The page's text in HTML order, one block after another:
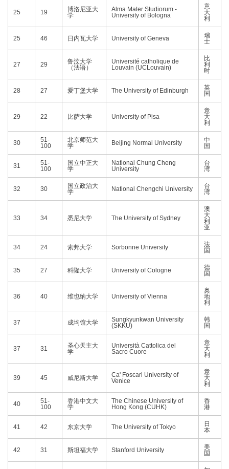
25 19
博洛尼亚大
学
Alma Mater Studiorum -
University of Bologna
意
大
利
25 46 日内瓦大学 University of Geneva
瑞
士
27 29
鲁汶大学
（法语）
Université catholique de
Louvain (UCLouvain)
比
利
时
28 27 爱丁堡大学 The University of Edinburgh
英
国
29 22 比萨大学 University of Pisa
意
大
利
30
51-
100
北京师范大
学
Beijing Normal University
中
国
31
51-
100
国立中正大
学
National Chung Cheng
University
台
湾
32 30
国立政治大
学
National Chengchi University
台
湾
33 34 悉尼大学 The University of Sydney
澳
大
利
亚
34 24 索邦大学 Sorbonne University
法
国
35 27 科隆大学 University of Cologne
德
国
36 40 维也纳大学 University of Vienna
奥
地
利
37 成均馆大学
Sungkyunkwan University
(SKKU)
韩
国
37 31
圣心天主大
学
Università Cattolica del
Sacro Cuore
意
大
利
39 45 威尼斯大学
Ca' Foscari University of
Venice
意
大
利
40
51-
100
香港中文大
学
The Chinese University of
Hong Kong (CUHK)
香
港
41 42 东京大学 The University of Tokyo
日
本
42 31 斯坦福大学 Stanford University
美
国